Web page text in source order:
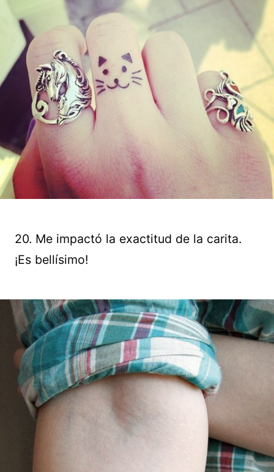
20. Me impactó la exactitud de la carita.
¡Es bellísimo!